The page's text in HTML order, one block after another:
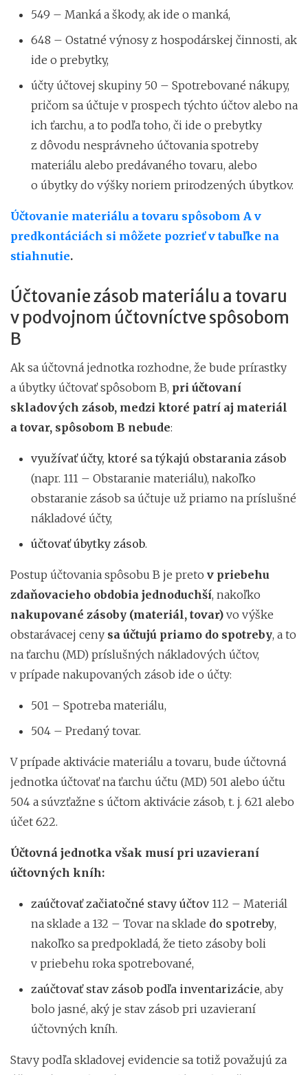
549 – Manká a škody, ak ide o manká,
648 – Ostatné výnosy z hospodárskej činnosti, ak
ide o prebytky,
účty účtovej skupiny 50 – Spotrebované nákupy,
pričom sa účtuje v prospech týchto účtov alebo na
ich ťarchu, a to podľa toho, či ide o prebytky
z dôvodu nesprávneho účtovania spotreby
materiálu alebo predávaného tovaru, alebo
o úbytky do výšky noriem prirodzených úbytkov.
Účtovanie materiálu a tovaru spôsobom A v
predkontáciách si môžete pozrieť v tabuľke na
stiahnutie.
Účtovanie zásob materiálu a tovaru
v podvojnom účtovníctve spôsobom
B
Ak sa účtovná jednotka rozhodne, že bude prírastky
a úbytky účtovať spôsobom B, pri účtovaní
skladových zásob, medzi ktoré patrí aj materiál
a tovar, spôsobom B nebude:
využívať účty, ktoré sa týkajú obstarania zásob
(napr. 111 – Obstaranie materiálu), nakoľko
obstaranie zásob sa účtuje už priamo na príslušné
nákladové účty,
účtovať úbytky zásob.
Postup účtovania spôsobu B je preto v priebehu
zdaňovacieho obdobia jednoduchší, nakoľko
nakupované zásoby (materiál, tovar) vo výške
obstarávacej ceny sa účtujú priamo do spotreby, a to
na ťarchu (MD) príslušných nákladových účtov,
v prípade nakupovaných zásob ide o účty:
501 – Spotreba materiálu,
504 – Predaný tovar.
V prípade aktivácie materiálu a tovaru, bude účtovná
jednotka účtovať na ťarchu účtu (MD) 501 alebo účtu
504 a súvzťažne s účtom aktivácie zásob, t. j. 621 alebo
účet 622.
Účtovná jednotka však musí pri uzavieraní
účtovných kníh:
zaúčtovať začiatočné stavy účtov112 – Materiál
na sklade a 132 – Tovar na sklade do spotreby,
nakoľko sa predpokladá, že tieto zásoby boli
v priebehu roka spotrebované,
zaúčtovať stav zásob podľa inventarizácie, aby
bolo jasné, aký je stav zásob pri uzavieraní
účtovných kníh.
Stavy podľa skladovej evidencie sa totiž považujú za